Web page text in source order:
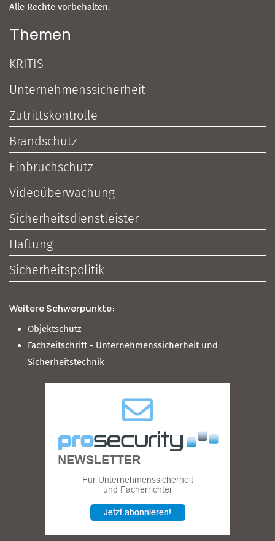
Alle Rechte vorbehalten.
Themen
KRITIS
Unternehmenssicherheit
Zutrittskontrolle
Brandschutz
Einbruchschutz
Videoüberwachung
Sicherheitsdienstleister
Haftung
Sicherheitspolitik
Weitere Schwerpunkte:
Objektschutz
Fachzeitschrift - Unternehmenssicherheit und
Sicherheitstechnik